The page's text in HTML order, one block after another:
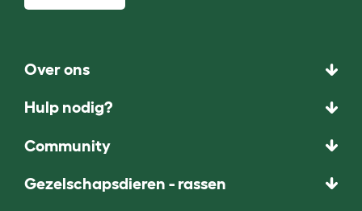
Over ons
Hulp nodig?
Community
Gezelschapsdieren - rassen